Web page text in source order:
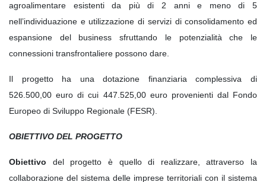
agroalimentare esistenti da più di 2 anni e meno di 5
nell’individuazione e utilizzazione di servizi di consolidamento ed
espansione del business sfruttando le potenzialità che le
connessioni transfrontaliere possono dare.
Il progetto ha una dotazione finanziaria complessiva di
526.500,00 euro di cui 447.525,00 euro provenienti dal Fondo
Europeo di Sviluppo Regionale (FESR).
OBIETTIVO DEL PROGETTO
Obiettivo del progetto è quello di realizzare, attraverso la
collaborazione del sistema delle imprese territoriali con il sistema